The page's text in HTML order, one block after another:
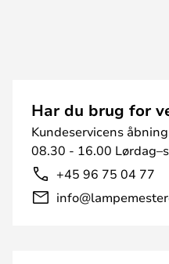
Har du brug for
Kundeservicens
08.30 - 16.00
+45 96 75 04 77